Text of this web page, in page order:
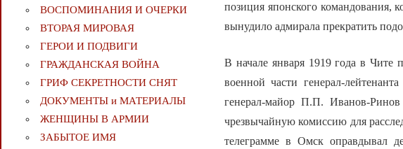
позиция японского командования,
вынудило адмирала прекратить
В начале января 1919 года в Чите
военной части генерал-
генерал-майор П.П. Иванов-Ринов
чрезвычайную комиссию для
телеграмме в Омск оправдывал
ВОСПОМИНАНИЯ И ОЧЕРКИ
ВТОРАЯ МИРОВАЯ
ГЕРОИ И ПОДВИГИ
ГРАЖДАНСКАЯ ВОЙНА
ГРИФ СЕКРЕТНОСТИ СНЯТ
ДОКУМЕНТЫ и МАТЕРИАЛЫ
ЖЕНЩИНЫ В АРМИИ
ЗАБЫТОЕ ИМЯ